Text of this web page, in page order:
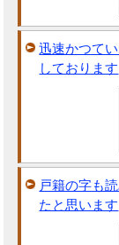
迅速かつて
しております
戸籍の字も
たと思います